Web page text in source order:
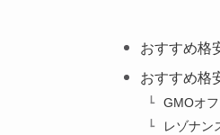
おすすめ格
おすすめ格
GMOオ
レゾナン